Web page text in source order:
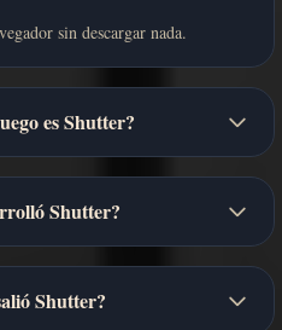
sin descargar nada.
es Shutter?
Shutter?
Shutter?